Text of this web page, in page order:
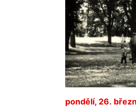
pondělí, 26.